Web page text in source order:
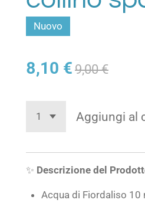
Nuovo
8,10 € 9,00 €
Aggiungi al
✨ Descrizione del
Acqua di Fiordaliso